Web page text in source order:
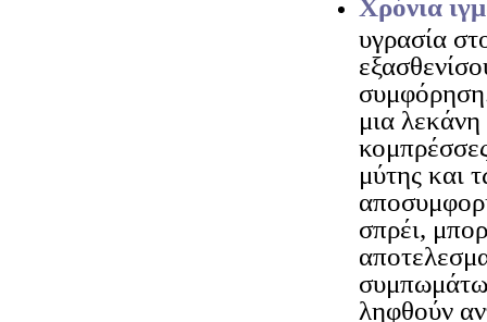
Χρόνια
υγρασία
μια
μύτης και
σπρέι,
ληφθούν